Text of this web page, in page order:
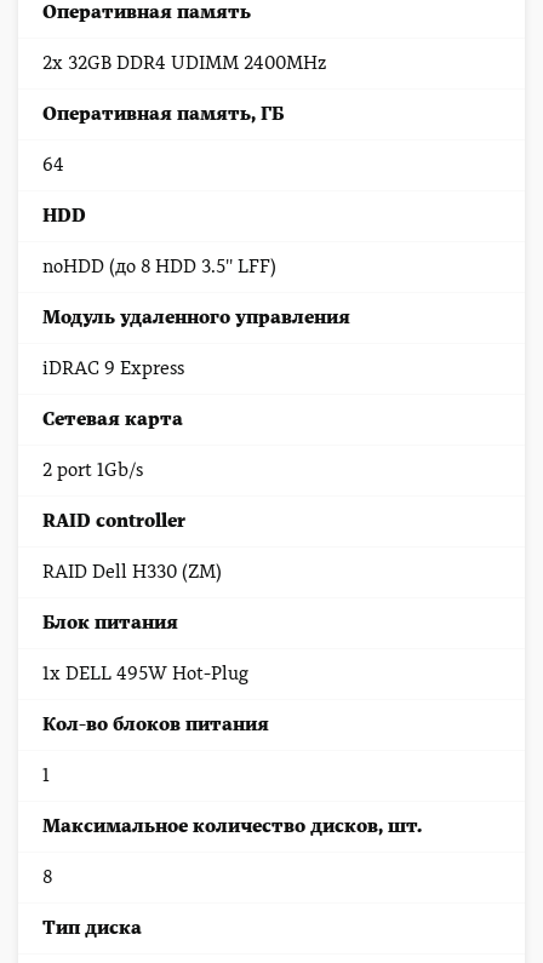
Оперативная память
2x 32GB DDR4 UDIMM 2400MHz
Оперативная память, ГБ
64
HDD
noHDD (до 8 HDD 3.5'' LFF)
Модуль удаленного управления
iDRAC 9 Express
Сетевая карта
2 port 1Gb/s
RAID controller
RAID Dell H330 (ZM)
Блок питания
1x DELL 495W Hot-Plug
Кол-во блоков питания
1
Максимальное количество дисков, шт.
8
Тип диска